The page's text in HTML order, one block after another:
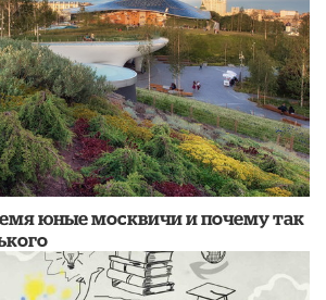
юные москвичи и почему так